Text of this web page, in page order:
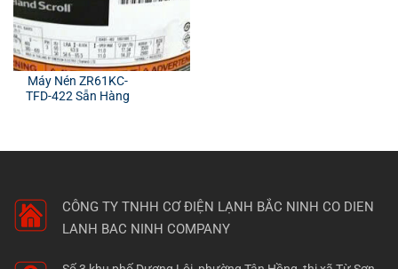
Máy Nén ZR61KC-
TFD-422 Sẵn Hàng
CÔNG TY TNHH CƠ ĐIỆN LẠNH BẮC NINH CO DIEN
LANH BAC NINH COMPANY